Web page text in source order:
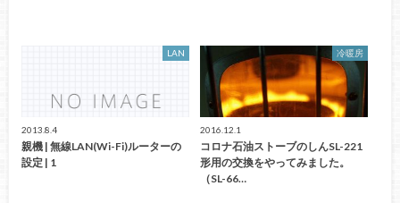
LAN
2013.8.4
親機 | 無線LAN(Wi-Fi)ルーターの
設定 | 1
冷暖房
2016.12.1
コロナ石油ストーブのしんSL-221
形用の交換をやってみました。
（SL-66…